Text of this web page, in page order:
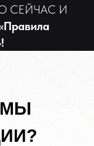
СЕЙЧАС И
!